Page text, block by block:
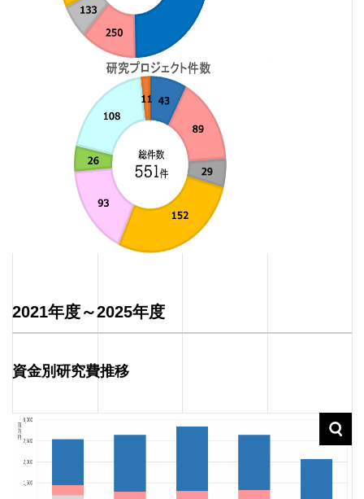
2021年度～2025年度
資金別研究費推移